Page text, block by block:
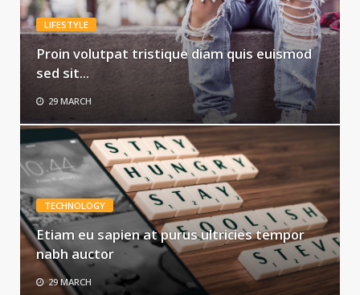
LIFESTYLE
Proin volutpat tristique diam quis euismod
sed sit...
29 MARCH
TECHNOLOGY
Etiam eu sapien at purus ultricies tempor
nabh auctor
29 MARCH